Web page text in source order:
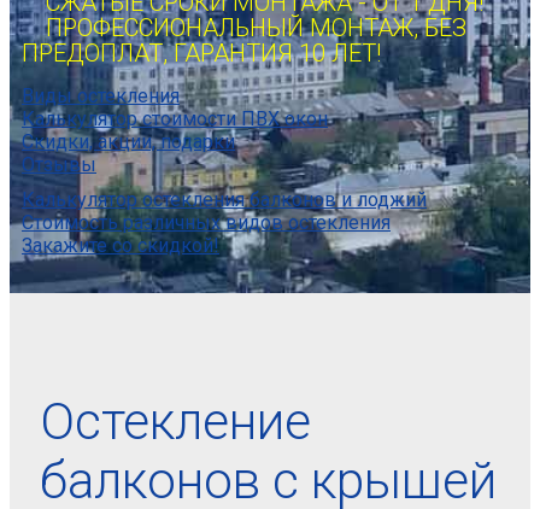
ПРОФЕССИОНАЛЬНЫЙ МОНТАЖ, БЕЗ
ПРЕДОПЛАТ, ГАРАНТИЯ 10 ЛЕТ!
Виды остекления
Калькулятор стоимости ПВХ окон
Скидки, акции, подарки
Отзывы
Калькулятор остекления балконов и лоджий
Стоимость различных видов остекления
Закажите со скидкой!
Остекление
балконов с крышей